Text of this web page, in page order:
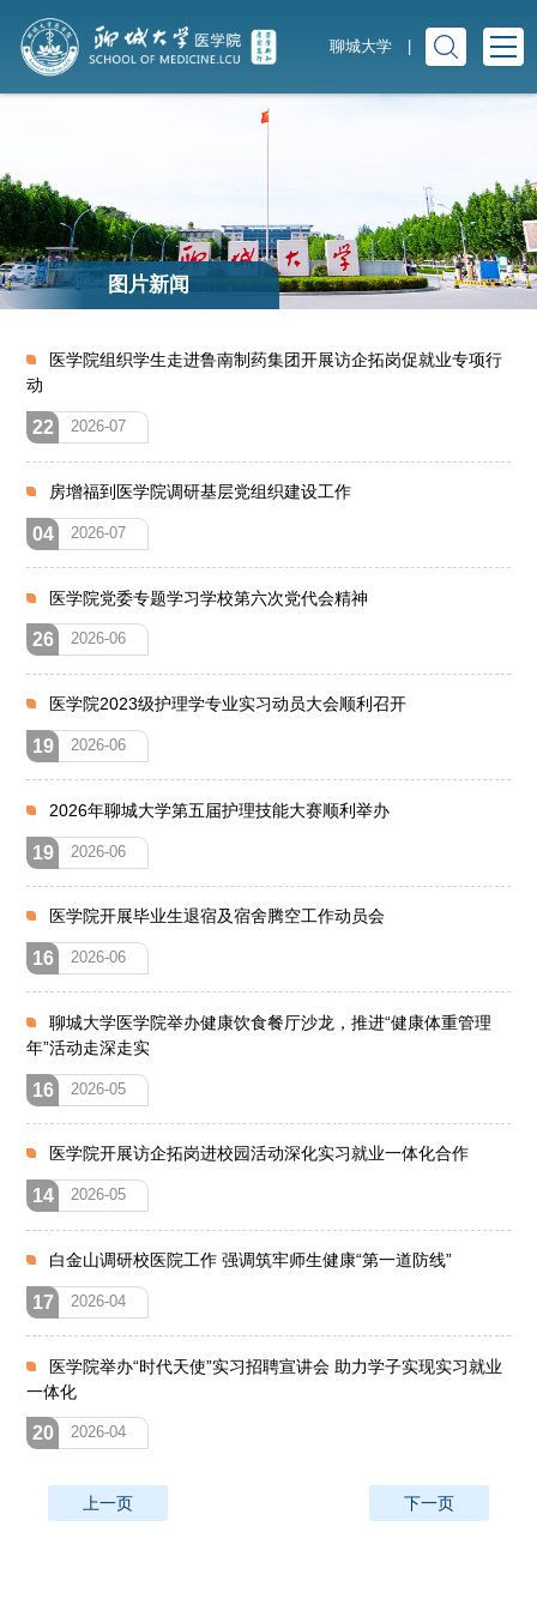
聊城大学
图片新闻
医学院组织学生走进鲁南制药集团开展访企拓岗促就业专项行
动
22 2026-07
房增福到医学院调研基层党组织建设工作
04 2026-07
医学院党委专题学习学校第六次党代会精神
26 2026-06
医学院2023级护理学专业实习动员大会顺利召开
19 2026-06
2026年聊城大学第五届护理技能大赛顺利举办
19 2026-06
医学院开展毕业生退宿及宿舍腾空工作动员会
16 2026-06
聊城大学医学院举办健康饮食餐厅沙龙，推进“健康体重管理
年”活动走深走实
16 2026-05
医学院开展访企拓岗进校园活动深化实习就业一体化合作
14 2026-05
白金山调研校医院工作 强调筑牢师生健康“第一道防线”
17 2026-04
医学院举办“时代天使”实习招聘宣讲会 助力学子实现实习就业
一体化
20 2026-04
上一页 下一页